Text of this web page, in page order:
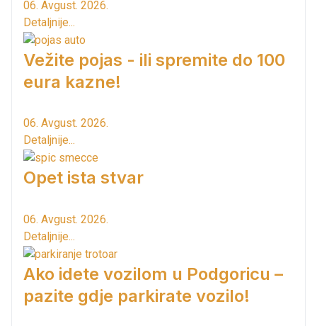
06. Avgust. 2026.
Detaljnije...
Vežite pojas - ili spremite do 100
eura kazne!
06. Avgust. 2026.
Detaljnije...
Opet ista stvar
06. Avgust. 2026.
Detaljnije...
Ako idete vozilom u Podgoricu –
pazite gdje parkirate vozilo!